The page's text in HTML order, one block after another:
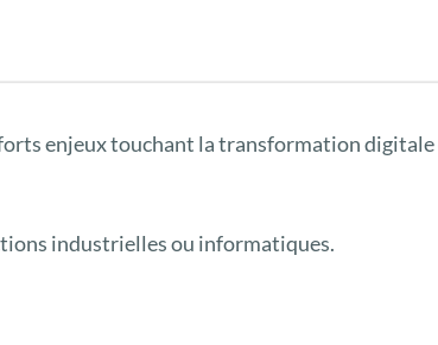
enjeux touchant la transformation digitale
industrielles ou informatiques.